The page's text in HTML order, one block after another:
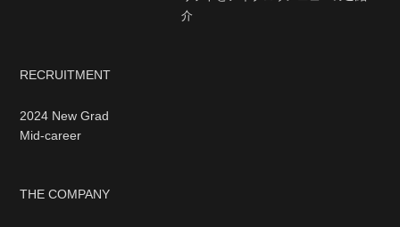
介
RECRUITMENT
2024 New Grad
Mid-career
THE COMPANY